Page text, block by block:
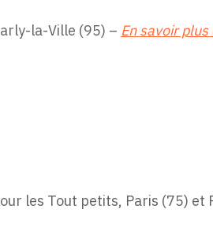
la-Ville (95) – En savoir
les Tout petits, Paris (75) et